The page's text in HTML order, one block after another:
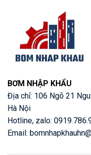
BƠM NHẬP KHẨU
Địa chỉ: 106 Ngõ 21
Hà Nội
Hotline, zalo:
Email: